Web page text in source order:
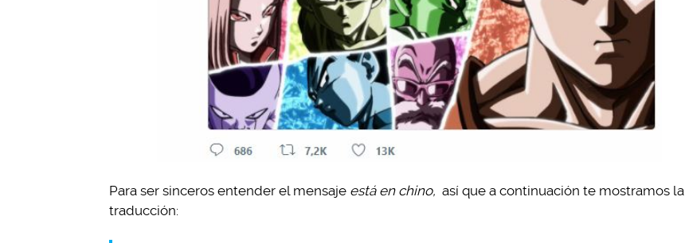
Para ser sinceros entender el mensaje está en chino, así que a continuación te mostramos la
traducción: